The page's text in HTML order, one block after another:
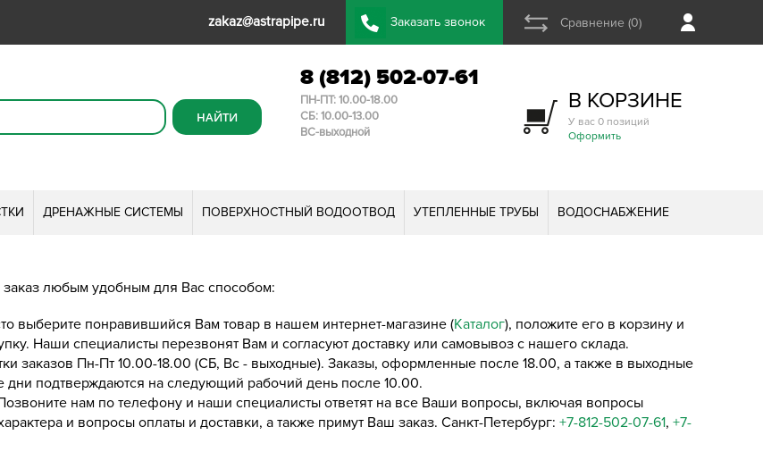
zakaz@astrapipe.ru Заказать звонок Сравнение (0)
8 (812) 502-07-61
ПН-ПТ: 10.00-18.00
СБ: 10.00-13.00
ВС-выходной
В КОРЗИНЕ
У вас 0 позиций
Оформить
ДРЕНАЖНЫЕ СИСТЕМЫ ПОВЕРХНОСТНЫЙ ВОДООТВОД УТЕПЛЕННЫЕ ТРУБЫ ВОДОСНАБЖЕНИЕ
заказ любым удобным для Вас способом:
выберите понравившийся Вам товар в нашем интернет-магазине (Каталог), положите его в корзину и
Наши специалисты перезвонят Вам и согласуют доставку или самовывоз с нашего склада.
заказов Пн-Пт 10.00-18.00 (СБ, Вс - выходные). Заказы, оформленные после 18.00, а также в выходные
дни подтверждаются на следующий рабочий день после 10.00.
нам по телефону и наши специалисты ответят на все Ваши вопросы, включая вопросы
и вопросы оплаты и доставки, а также примут Ваш заказ. Санкт-Петербург:+7-812-502-07-61,+7-